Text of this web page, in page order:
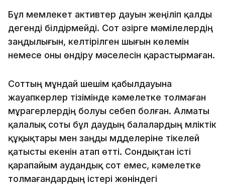
Бұл мемлекет активтер дауын жеңіліп қалды
дегенді білдірмейді. Сот әзірге мәмілелердің
заңдылығын, келтірілген шығын көлемін
немесе оны өндіру мәселесін қарастырмаған.
Соттың мұндай шешім қабылдауына
жауапкерлер тізімінде кәмелетке толмаған
мұрагерлердің болуы себеп болған. Алматы
қалалық соты бұл даудың балалардың мүліктік
құқықтары мен заңды мүдделеріне тікелей
қатысты екенін атап өтті. Сондықтан істі
қарапайым аудандық сот емес, кәмелетке
толмағандардың істері жөніндегі